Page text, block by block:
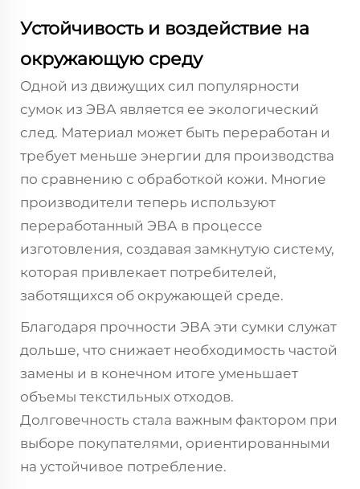
Устойчивость и воздействие на
окружающую среду
Одной из движущих сил популярности
сумок из ЭВА является ее экологический
след. Материал может быть переработан и
требует меньше энергии для производства
по сравнению с обработкой кожи. Многие
производители теперь используют
переработанный ЭВА в процессе
изготовления, создавая замкнутую систему,
которая привлекает потребителей,
заботящихся об окружающей среде.
Благодаря прочности ЭВА эти сумки служат
дольше, что снижает необходимость частой
замены и в конечном итоге уменьшает
объемы текстильных отходов.
Долговечность стала важным фактором при
выборе покупателями, ориентированными
на устойчивое потребление.